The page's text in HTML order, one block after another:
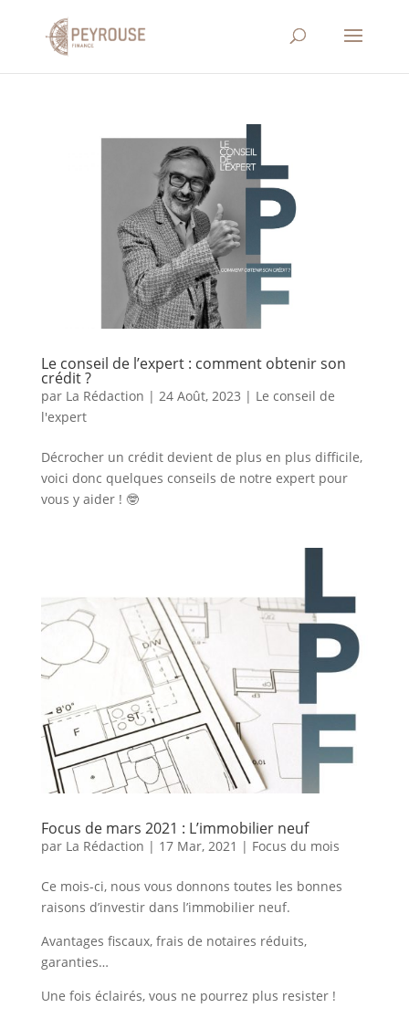
Le conseil de l’expert : comment obtenir son
crédit ?
par La Rédaction | 24 Août, 2023 | Le conseil de
l'expert
Décrocher un crédit devient de plus en plus difficile,
voici donc quelques conseils de notre expert pour
vous y aider ! 🤓
Focus de mars 2021 : L’immobilier neuf
par La Rédaction | 17 Mar, 2021 | Focus du mois
Ce mois-ci, nous vous donnons toutes les bonnes
raisons d’investir dans l’immobilier neuf.
Avantages fiscaux, frais de notaires réduits,
garanties…
Une fois éclairés, vous ne pourrez plus resister !